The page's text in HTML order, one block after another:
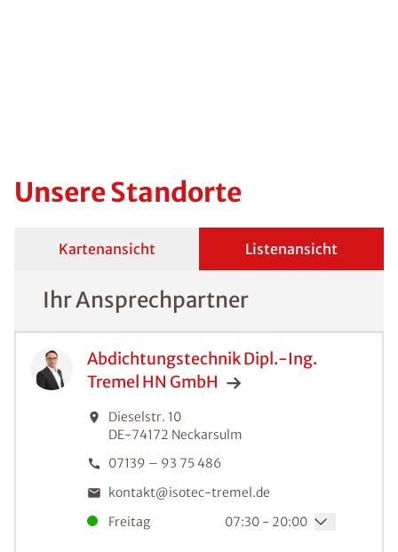
Unsere Standorte
Kartenansicht Listenansicht
Ihr Ansprechpartner
Abdichtungstechnik Dipl.-Ing.
Tremel HN GmbH
Dieselstr. 10
DE-74172 Neckarsulm
07139 – 93 75 486
kontakt@isotec-tremel.de
Freitag
07:30 - 20:00